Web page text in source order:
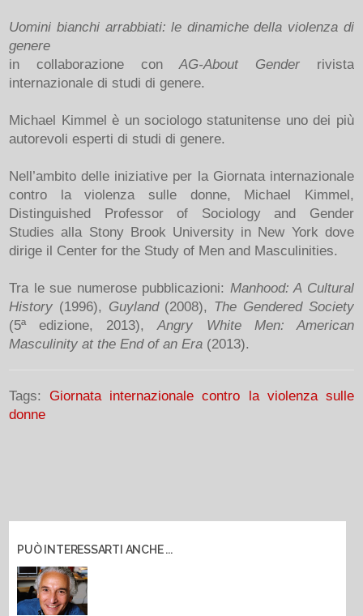
Uomini bianchi arrabbiati: le dinamiche della violenza di
genere
in collaborazione conAG-About Gender rivista
internazionale di studi di genere.
Michael Kimmel è un sociologo statunitense uno dei più
autorevoli esperti di studi di genere.
Nell’ambito delle iniziative per la Giornata internazionale
contro la violenza sulle donne, Michael Kimmel,
Distinguished Professor of Sociology and Gender
Studies alla Stony Brook University in New York dove
dirige il Center for the Study of Men and Masculinities.
Tra le sue numerose pubblicazioni: Manhood: A Cultural
History (1996), Guyland(2008), The Gendered Society
(5ª edizione, 2013),Angry White Men: American
Masculinity at the End of an Era (2013).
Tags: Giornata internazionale contro la violenza sulle
donne
PUÒ INTERESSARTI ANCHE ...